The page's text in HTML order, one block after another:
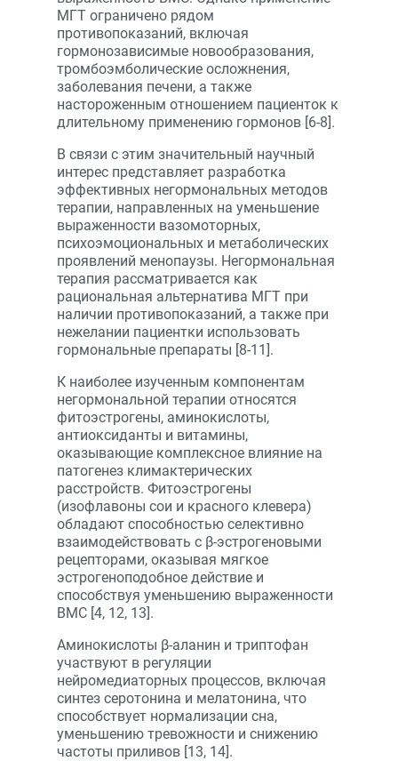
МГТ ограничено рядом
противопоказаний, включая
гормонозависимые новообразования,
тромбоэмболические осложнения,
заболевания печени, а также
настороженным отношением пациенток к
длительному применению гормонов [6-8].
В связи с этим значительный научный
интерес представляет разработка
эффективных негормональных методов
терапии, направленных на уменьшение
выраженности вазомоторных,
психоэмоциональных и метаболических
проявлений менопаузы. Негормональная
терапия рассматривается как
рациональная альтернатива МГТ при
наличии противопоказаний, а также при
нежелании пациентки использовать
гормональные препараты [8-11].
К наиболее изученным компонентам
негормональной терапии относятся
фитоэстрогены, аминокислоты,
антиоксиданты и витамины,
оказывающие комплексное влияние на
патогенез климактерических
расстройств. Фитоэстрогены
(изофлавоны сои и красного клевера)
обладают способностью селективно
взаимодействовать с β-эстрогеновыми
рецепторами, оказывая мягкое
эстрогеноподобное действие и
способствуя уменьшению выраженности
ВМС [4, 12, 13].
Аминокислоты β-аланин и триптофан
участвуют в регуляции
нейромедиаторных процессов, включая
синтез серотонина и мелатонина, что
способствует нормализации сна,
уменьшению тревожности и снижению
частоты приливов [13, 14].